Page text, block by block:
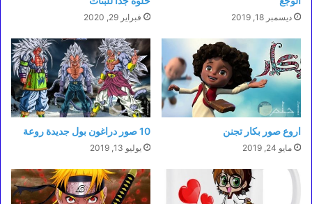
ديسمبر 18, 2019 فبراير 29, 2020
اروع صور بكار تجنن
مايو 24, 2019
10 صور دراغون بول جديدة روعة
يوليو 13, 2019